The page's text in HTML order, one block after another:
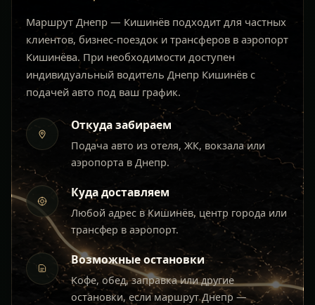
Маршрут Днепр — Кишинёв подходит для частных
клиентов, бизнес-поездок и трансферов в аэропорт
Кишинёва. При необходимости доступен
индивидуальный водитель Днепр Кишинёв с
подачей авто под ваш график.
Откуда забираем
Подача авто из отеля, ЖК, вокзала или
аэропорта в Днепр.
Куда доставляем
Любой адрес в Кишинёв, центр города или
трансфер в аэропорт.
Возможные остановки
Кофе, обед, заправка или другие
остановки, если маршрут Днепр —